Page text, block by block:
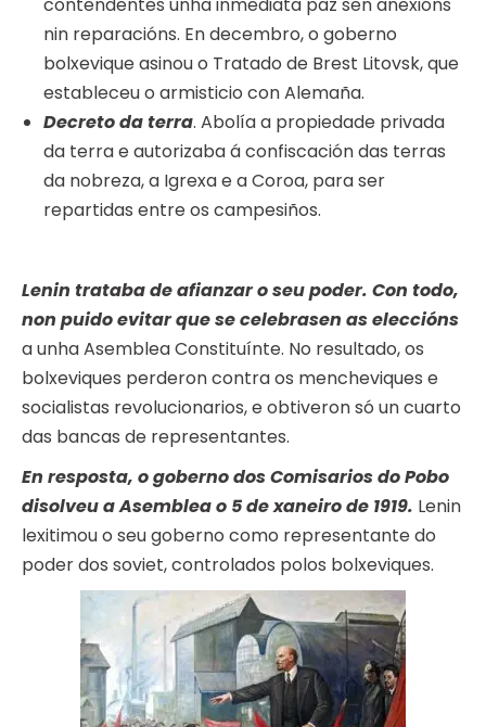
contendentes unha inmediata paz sen anexións
nin reparacións. En decembro, o goberno
bolxevique asinou o Tratado de Brest Litovsk, que
estableceu o armisticio con Alemaña.
Decreto da terra. Abolía a propiedade privada
da terra e autorizaba á confiscación das terras
da nobreza, a Igrexa e a Coroa, para ser
repartidas entre os campesiños.
Lenin trataba de afianzar o seu poder. Con todo,
non puido evitar que se celebrasen as eleccións
a unha Asemblea Constituínte. No resultado, os
bolxeviques perderon contra os mencheviques e
socialistas revolucionarios, e obtiveron só un cuarto
das bancas de representantes.
En resposta, o goberno dos Comisarios do Pobo
disolveu a Asemblea o 5 de xaneiro de 1919. Lenin
lexitimou o seu goberno como representante do
poder dos soviet, controlados polos bolxeviques.